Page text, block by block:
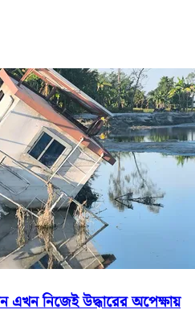
এখন নিজেই উদ্ধারের অপেক্ষায়